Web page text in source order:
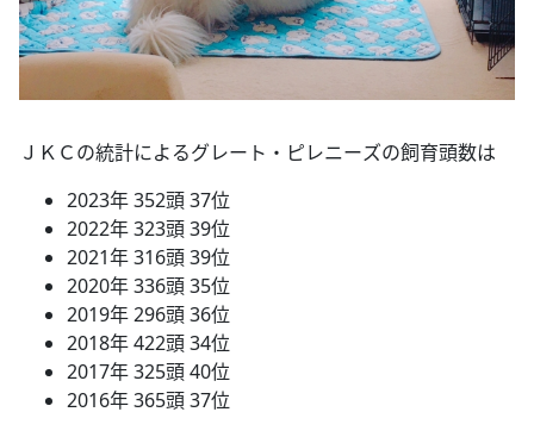
ＪＫＣの統計によるグレート・ピレニーズの飼育頭数は
2023年 352頭 37位
2022年 323頭 39位
2021年 316頭 39位
2020年 336頭 35位
2019年 296頭 36位
2018年 422頭 34位
2017年 325頭 40位
2016年 365頭 37位